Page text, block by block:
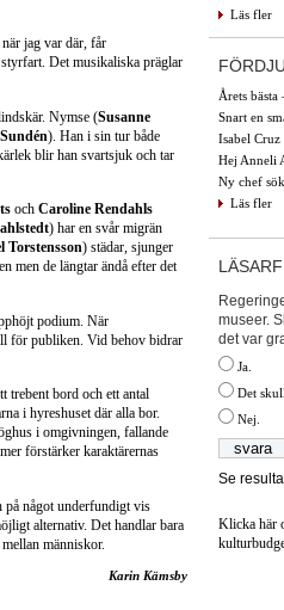
jag var där, får
Det musikaliska präglar
Nymse (Susanne
). Han i sin tur både
blir han svartsjuk och tar
och Caroline Rendahls
) har en svår migrän
Torstensson) städar, sjunger
men de längtar ändå efter det
podium. När
för publiken. Vid behov bidrar
trebent bord och ett antal
i hyreshuset där alla bor.
i omgivningen, fallande
förstärker karaktärernas
på något underfundigt vis
alternativ. Det handlar bara
människor.
Karin Kämsby
Läs fler
Årets
Snart en
Isabel
Hej Anneli
Ny chef
Läs fler
museer.
det var
Ja.
Det
Nej.
Se
Klicka här